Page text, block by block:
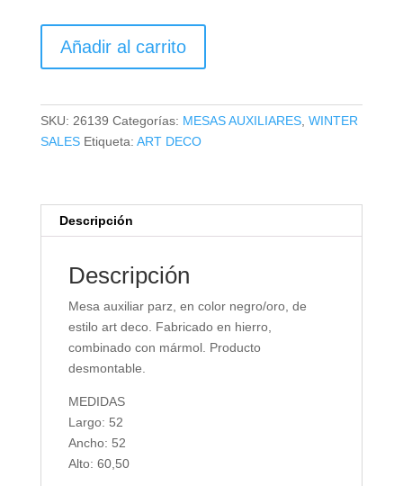
AUXILIAR
Añadir al carrito
SKU: 26139 Categorías: MESAS AUXILIARES, WINTER
SALES Etiqueta: ART DECO
Descripción
Descripción
Mesa auxiliar parz, en color negro/oro, de
estilo art deco. Fabricado en hierro,
combinado con mármol. Producto
desmontable.
MEDIDAS
Largo: 52
Ancho: 52
Alto: 60,50